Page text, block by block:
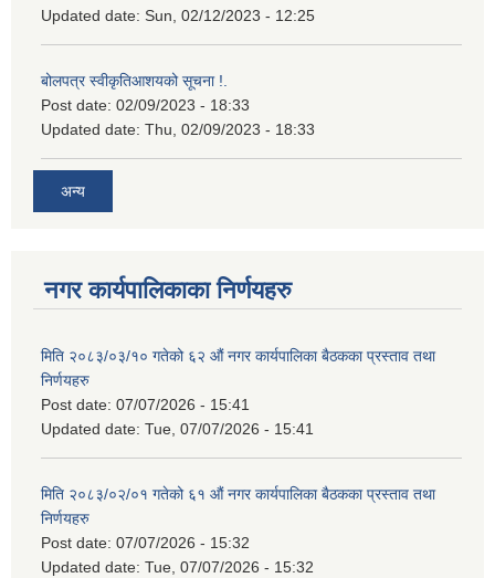
Updated date: Sun, 02/12/2023 - 12:25
बोलपत्र स्वीकृतिआशयको सूचना !.
Post date: 02/09/2023 - 18:33
Updated date: Thu, 02/09/2023 - 18:33
अन्य
नगर कार्यपालिकाका निर्णयहरु
मिति २०८३/०३/१० गतेको ६२ औं नगर कार्यपालिका बैठकका प्रस्ताव तथा
निर्णयहरु
Post date: 07/07/2026 - 15:41
Updated date: Tue, 07/07/2026 - 15:41
मिति २०८३/०२/०१ गतेको ६१ औं नगर कार्यपालिका बैठकका प्रस्ताव तथा
निर्णयहरु
Post date: 07/07/2026 - 15:32
Updated date: Tue, 07/07/2026 - 15:32